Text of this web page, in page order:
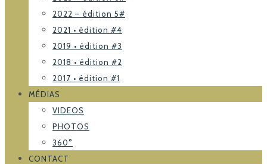
2022 – édition 5#
2021 • édition #4
2019 • édition #3
2018 • édition #2
2017 • édition #1
MÉDIAS
VIDEOS
PHOTOS
360°
CONTACT